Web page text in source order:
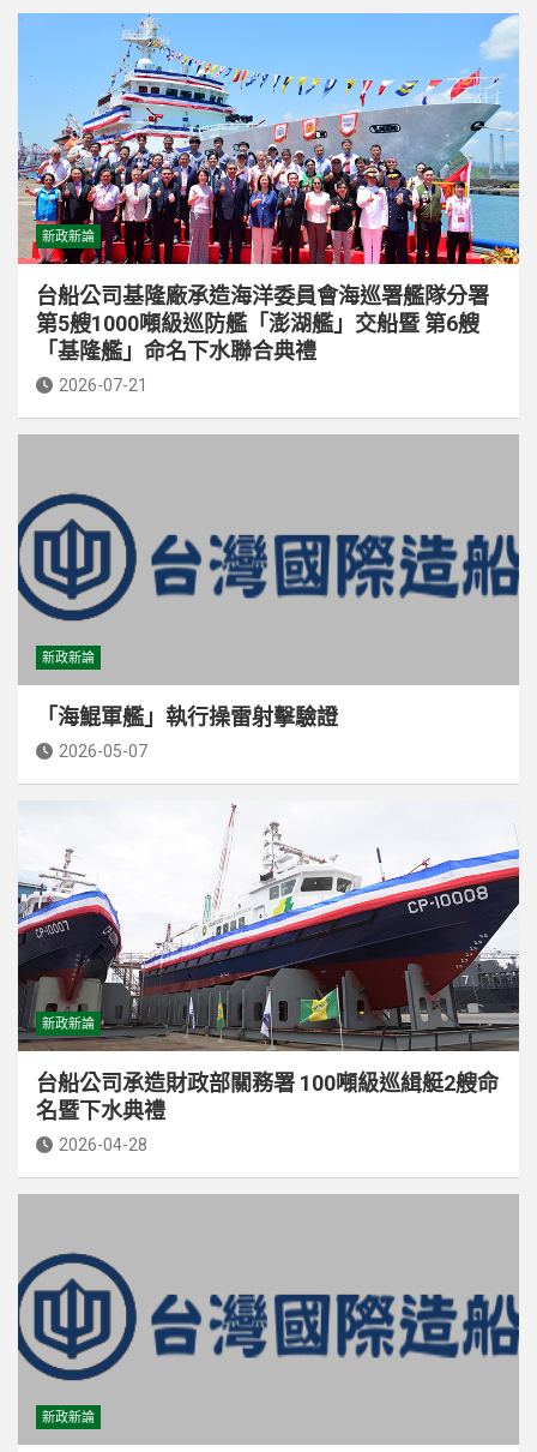
新政新論
台船公司基隆廠承造海洋委員會海巡署艦隊分署
第5艘1000噸級巡防艦「澎湖艦」交船暨 第6艘
「基隆艦」命名下水聯合典禮
2026-07-21
新政新論
「海鯤軍艦」執行操雷射擊驗證
2026-05-07
新政新論
台船公司承造財政部關務署 100噸級巡緝艇2艘命
名暨下水典禮
2026-04-28
新政新論